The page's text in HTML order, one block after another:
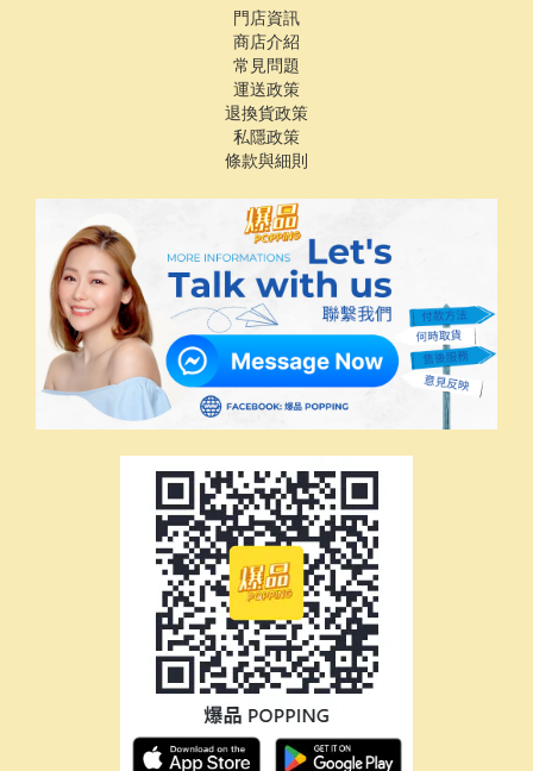
門店資訊
商店介紹
常見問題
運送政策
退換貨政策
私隱政策
條款與細則